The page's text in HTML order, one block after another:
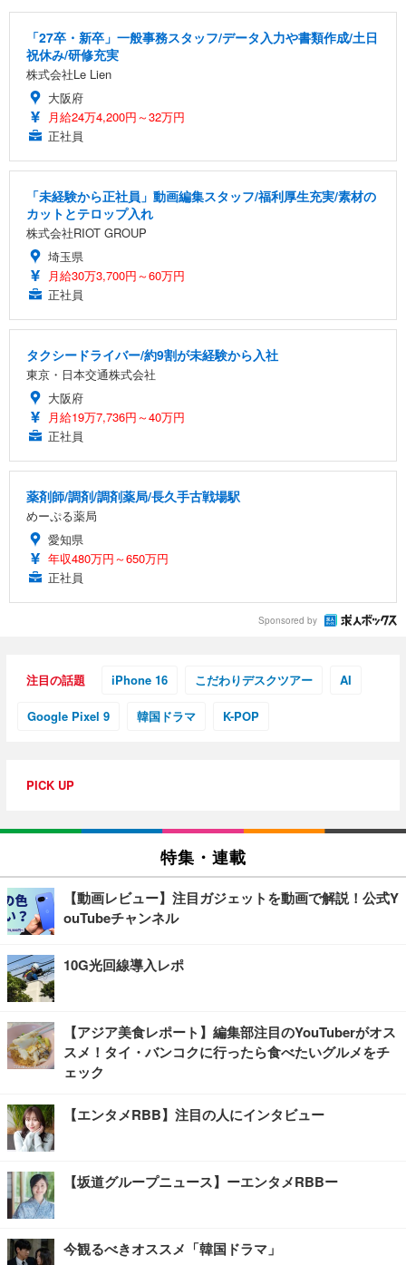
「27卒・新卒」一般事務スタッフ/データ入力や書類作成/土日
祝休み/研修充実
株式会社Le Lien
大阪府
月給24万4,200円～32万円
正社員
「未経験から正社員」動画編集スタッフ/福利厚生充実/素材の
カットとテロップ入れ
株式会社RIOT GROUP
埼玉県
月給30万3,700円～60万円
正社員
タクシードライバー/約9割が未経験から入社
東京・日本交通株式会社
大阪府
月給19万7,736円～40万円
正社員
薬剤師/調剤/調剤薬局/長久手古戦場駅
めーぷる薬局
愛知県
年収480万円～650万円
正社員
Sponsored by
注目の話題 iPhone 16 こだわりデスクツアー AI
Google Pixel 9 韓国ドラマ K-POP
PICK UP
特集・連載
【動画レビュー】注目ガジェットを動画で解説！公式Y
ouTubeチャンネル
10G光回線導入レポ
【アジア美食レポート】編集部注目のYouTuberがオス
スメ！タイ・バンコクに行ったら食べたいグルメをチ
ェック
【エンタメRBB】注目の人にインタビュー
【坂道グループニュース】ーエンタメRBBー
今観るべきオススメ「韓国ドラマ」